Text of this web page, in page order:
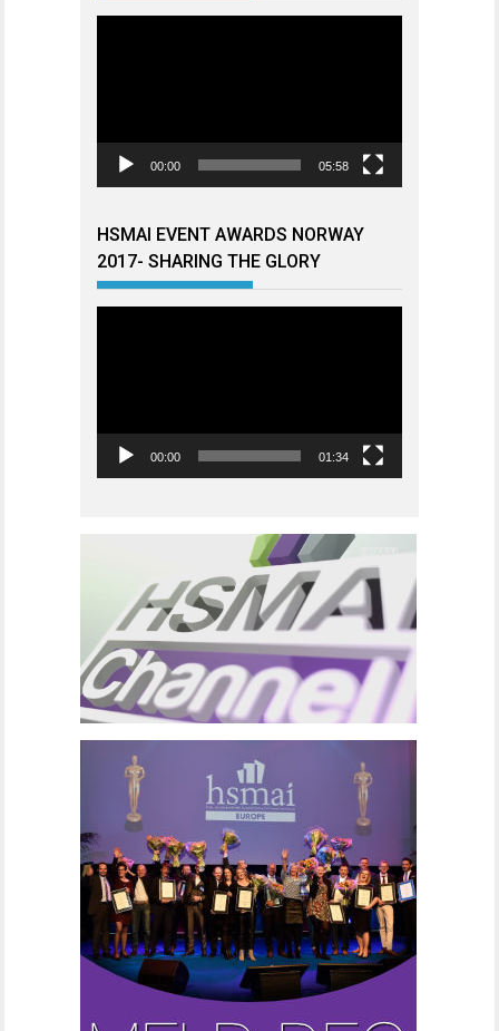
00:00 05:58
HSMAI EVENT AWARDS NORWAY
2017- SHARING THE GLORY
00:00 01:34